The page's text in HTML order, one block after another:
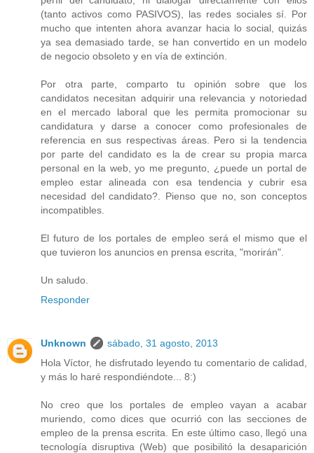
(tanto activos como PASIVOS), las redes sociales sí. Por
mucho que intenten ahora avanzar hacia lo social, quizás
ya sea demasiado tarde, se han convertido en un modelo
de negocio obsoleto y en vía de extinción.
Por otra parte, comparto tu opinión sobre que los
candidatos necesitan adquirir una relevancia y notoriedad
en el mercado laboral que les permita promocionar su
candidatura y darse a conocer como profesionales de
referencia en sus respectivas áreas. Pero si la tendencia
por parte del candidato es la de crear su propia marca
personal en la web, yo me pregunto, ¿puede un portal de
empleo estar alineada con esa tendencia y cubrir esa
necesidad del candidato?. Pienso que no, son conceptos
incompatibles.
El futuro de los portales de empleo será el mismo que el
que tuvieron los anuncios en prensa escrita, "morirán".
Un saludo.
Responder
Unknown
sábado, 31 agosto, 2013
Hola Víctor, he disfrutado leyendo tu comentario de calidad,
y más lo haré respondiéndote... 8:)
No creo que los portales de empleo vayan a acabar
muriendo, como dices que ocurrió con las secciones de
empleo de la prensa escrita. En este último caso, llegó una
tecnología disruptiva (Web) que posibilitó la desaparición